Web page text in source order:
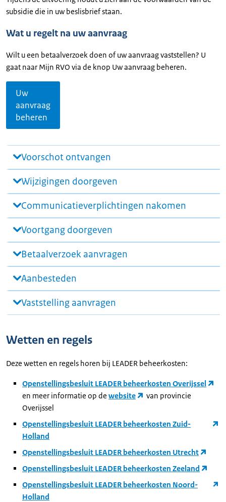
subsidie die in uw beslisbrief staan.
Wat u regelt na uw aanvraag
Wilt u een betaalverzoek doen of uw aanvraag vaststellen? U
gaat naar Mijn RVO via de knop Uw aanvraag beheren.
Uw
aanvraag
beheren
Voorschot ontvangen
Wijzigingen doorgeven
Communicatieverplichtingen nakomen
Voortgang doorgeven
Betaalverzoek aanvragen
Aanbesteden
Vaststelling aanvragen
Wetten en regels
Deze wetten en regels horen bij LEADER beheerkosten:
Openstellingsbesluit LEADER beheerkosten Overijssel
en meer informatie op de website
van provincie
Overijssel
Openstellingsbesluit LEADER beheerkosten Zuid-
Holland
Openstellingsbesluit LEADER beheerkosten Utrecht
Openstellingsbesluit LEADER beheerkosten Zeeland
Openstellingsbesluit LEADER beheerkosten Noord-
Holland